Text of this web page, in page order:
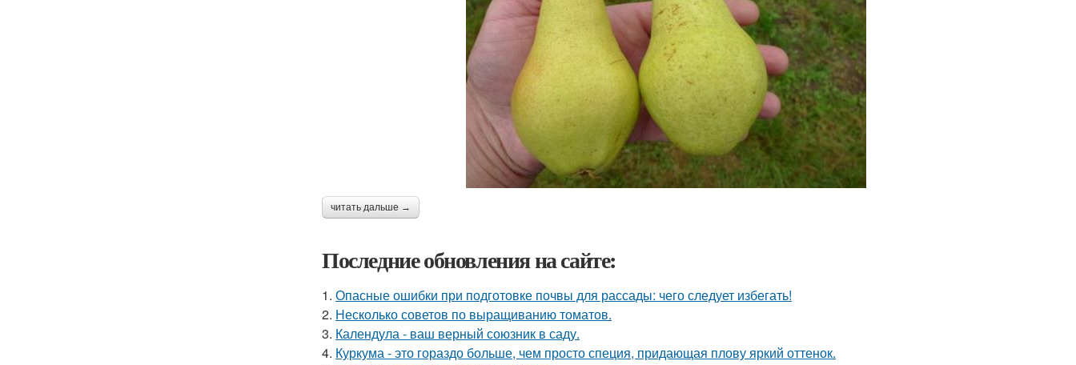
читать дальше →
Последние обновления на сайте:
1. Опасные ошибки при подготовке почвы для рассады: чего следует избегать!
2. Несколько советов по выращиванию томатов.
3. Календула - ваш верный союзник в саду.
4. Куркума - это гораздо больше, чем просто специя, придающая плову яркий оттенок.